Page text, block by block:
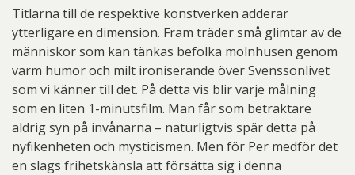
Titlarna till de respektive konstverken adderar
ytterligare en dimension. Fram träder små glimtar av de
människor som kan tänkas befolka molnhusen genom
varm humor och milt ironiserande över Svenssonlivet
som vi känner till det. På detta vis blir varje målning
som en liten 1-minutsfilm. Man får som betraktare
aldrig syn på invånarna – naturligtvis spär detta på
nyfikenheten och mysticismen. Men för Per medför det
en slags frihetskänsla att försätta sig i denna